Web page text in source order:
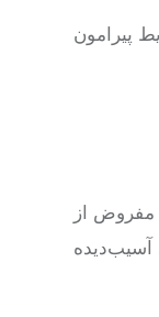
پیرامون
مفروض از
آسیب‌دیده